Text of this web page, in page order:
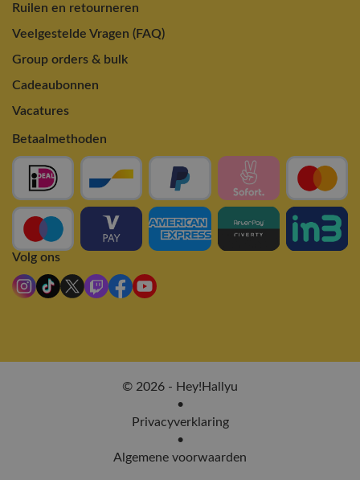
Ruilen en retourneren
Veelgestelde Vragen (FAQ)
Group orders & bulk
Cadeaubonnen
Vacatures
Betaalmethoden
Volg ons
© 2026 - Hey!Hallyu
•
Privacyverklaring
•
Algemene voorwaarden